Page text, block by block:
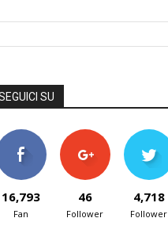
SU
16,793
Fan
46
Follower
4,718
Follower